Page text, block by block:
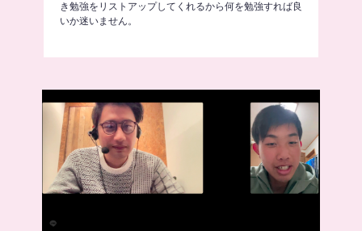
き勉強をリストアップしてくれるから何を勉強すれば良
いか迷いません。